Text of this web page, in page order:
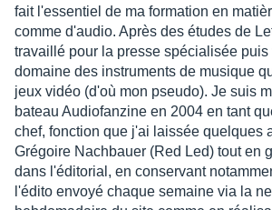
fait l'essentiel de ma formation en
comme d'audio. Après des études de
travaillé pour la presse spécialisée
domaine des instruments de musique
jeux vidéo (d'où mon pseudo). Je suis
bateau Audiofanzine en 2004 en tant
chef, fonction que j'ai laissée quelques
Grégoire Nachbauer (Red Led) tout en
dans l'éditorial, en conservant
l'édito envoyé chaque semaine via la